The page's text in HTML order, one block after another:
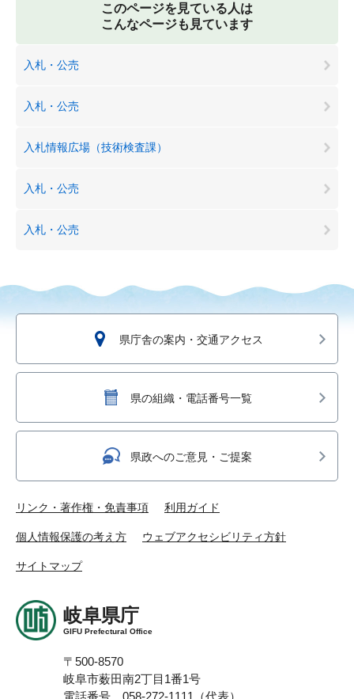
このページを見ている人は
こんなページも見ています
入札・公売
入札・公売
入札情報広場（技術検査課）
入札・公売
入札・公売
県庁舎の案内・交通アクセス
県の組織・電話番号一覧
県政へのご意見・ご提案
リンク・著作権・免責事項 利用ガイド
個人情報保護の考え方 ウェブアクセシビリティ方針
サイトマップ
岐阜県庁
GIFU Prefectural Office
〒500-8570
岐阜市薮田南2丁目1番1号
電話番号 058-272-1111（代表）